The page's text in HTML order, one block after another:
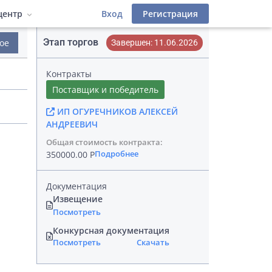
Лицензионный договор
Инструкции
Вход Регистрация
Этап торгов Завершен: 11.06.2026
Контракты
Поставщик и победитель
ИП ОГУРЕЧНИКОВ АЛЕКСЕЙ
АНДРЕЕВИЧ
Общая стоимость контракта:
350000.00 РПодробнее
Документация
Извещение
Посмотреть
Конкурсная документация
Посмотреть Скачать